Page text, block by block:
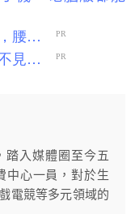
踏入媒體圈至今五
中心一員，對於生
電競等多元領域的